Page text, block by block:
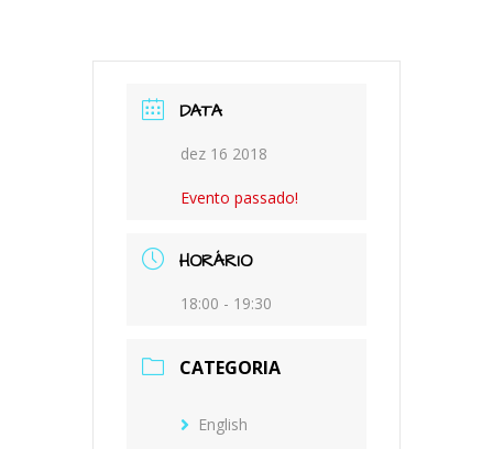
DATA
dez 16 2018
Evento passado!
HORÁRIO
18:00 - 19:30
CATEGORIA
English